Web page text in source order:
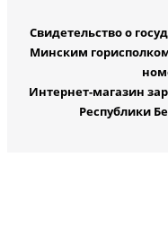
Свидетельство о
Минским
Интернет-магазин
Республики